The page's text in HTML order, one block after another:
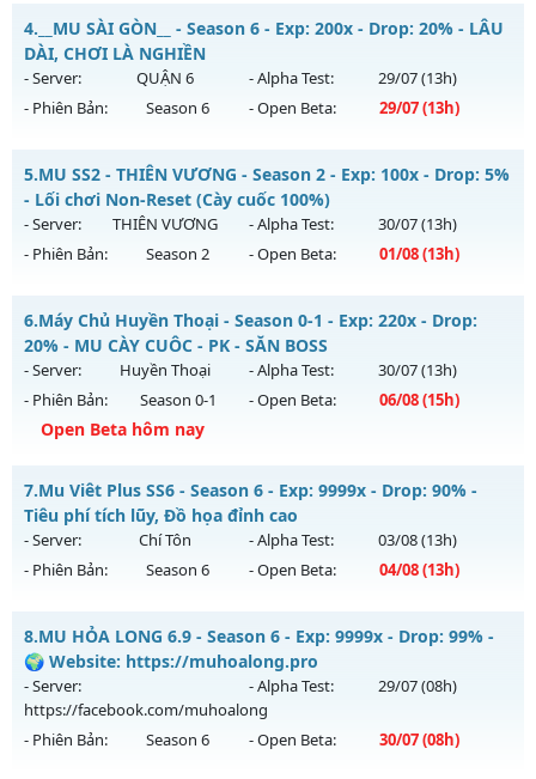
Thể loại: Mu Nguyên bản Webzen
Antihack: GameGuard
ĐUA TOP NHẬN MỐC NẠP - TẶNG 5M WC+SET 400 FULL
THẦN FREE
Mu mới ra tháng 07 2026 - Mở máy chủ
BOSS XUYÊN ĐÊM,
WC RƠI NHƯ MƯA
vào 13h ngày 29/07/2626
Kiểu reset: Reset In Game
Thể loại: Mu Nguyên bản Webzen
Antihack: KHÔNG THỂ HACK
4. __MU SÀI GÒN__ - Season 6 - Exp: 200x - Drop: 20% - LÂU
DÀI, CHƠI LÀ NGHIỀN
- Server: QUẬN 6 - Alpha Test: 29/07(13h)
- Phiên Bản:
Season 6 - Open Beta: 29/07(13h)
__MU SÀI GÒN__ - LÂU DÀI, CHƠI LÀ NGHIỀN
Mu mới ra tháng 07 2026 - Mở máy chủ
ngày 29/07/2626
Exp: 200x - Drop: 20%
Thể loại: Mu Nguyên bản Webzen
Antihack: AntiShark
5.MU SS2 - THIÊN VƯƠNG - Season 2 - Exp: 100x - Drop: 5%
- Lối chơi Non-Reset (Cày cuốc 100%)
- Server: THIÊN VƯƠNG - Alpha Test: 30/07(13h)
- Phiên Bản:
Season 2 - Open Beta: 01/08(13h)
MU SS2 - THIÊN VƯƠNG - Lối chơi Non-Reset (Cày cuốc
100%)
Mu mới ra tháng 08 2026 - Mở máy chủ
THIÊN VƯƠNG
13h ngày 01/08/2626
Exp: 100x - Drop: 5%
Thể loại: Mu Nguyên bản Webzen
Antihack: XShield
6.Máy Chủ Huyền Thoại - Season 0-1 - Exp: 220x - Drop:
20% - MU CÀY CUÔC - PK - SĂN BOSS
- Server: Huyền Thoại - Alpha Test: 30/07(13h)
- Phiên Bản:
Season 0-1 - Open Beta: 06/08(15h)
Open Beta hôm nay
Máy Chủ Huyền Thoại - MU CÀY CUÔC - PK - SĂN BOSS
Mu mới ra tháng 08 2026 - Mở máy chủ
15h ngày 06/08/2626
Exp: 220x - Drop: 20%
Thể loại: Mu Nguyên bản Webzen
Antihack: IGMU.DEV
7.Mu Viêt Plus SS6 - Season 6 - Exp: 9999x - Drop: 90% -
Tiêu phí tích lũy, Đồ họa đỉnh cao
- Server: Chí Tôn - Alpha Test: 03/08(13h)
- Phiên Bản:
Season 6 - Open Beta: 04/08(13h)
Mu Viêt Plus SS6 - Tiêu phí tích lũy, Đồ họa đỉnh cao
Mu mới ra tháng 08 2026 - Mở máy chủ
ngày 04/08/2626
Exp: 9999x - Drop: 90%
8.MU HỎA LONG 6.9 - Season 6 - Exp: 9999x - Drop: 99% -
🌍 Website: https://muhoalong.pro
- Server:
https://facebook.com/muhoalong
- Alpha Test: 29/07(08h)
- Phiên Bản: Season 6 - Open Beta: 30/07(08h)